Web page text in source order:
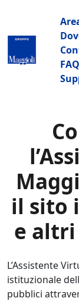
FAQ
il sito
e
L’Assistente
istituzionale
pubblici